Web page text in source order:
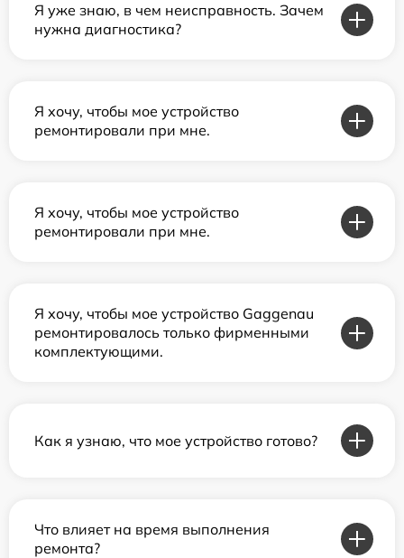
Я уже знаю, в чем неисправность. Зачем
нужна диагностика?
Я хочу, чтобы мое устройство
ремонтировали при мне.
Я хочу, чтобы мое устройство
ремонтировали при мне.
Я хочу, чтобы мое устройство Gaggenau
ремонтировалось только фирменными
комплектующими.
Как я узнаю, что мое устройство готово?
Что влияет на время выполнения
ремонта?